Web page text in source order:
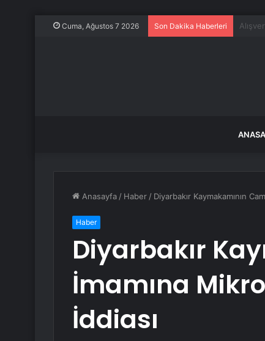
Cuma, Ağustos 7 2026 Son Dakika Haberleri Yaz
Anasayfa / Haber / Diyarbakır Kaymakamının
Haber
Diyarbakır
İmamına
İddiası